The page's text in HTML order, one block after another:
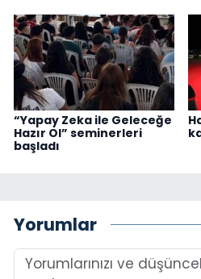
“Yapay Zeka ile Geleceğe
Hazır Ol” seminerleri
başladı
Yorumlar